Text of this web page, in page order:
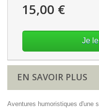
15,00 €
Je
EN SAVOIR PLUS
Aventures humoristiques d'une